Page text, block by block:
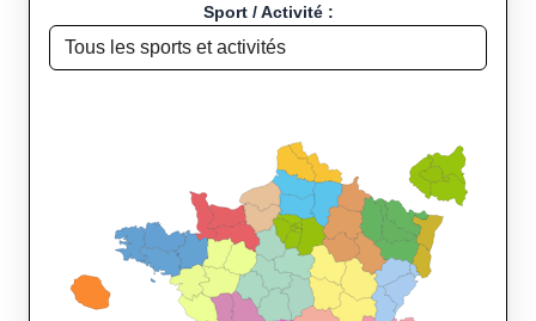
Sport / Activité :